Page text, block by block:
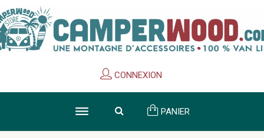
CONNEXION
PANIER
Cookies management panel